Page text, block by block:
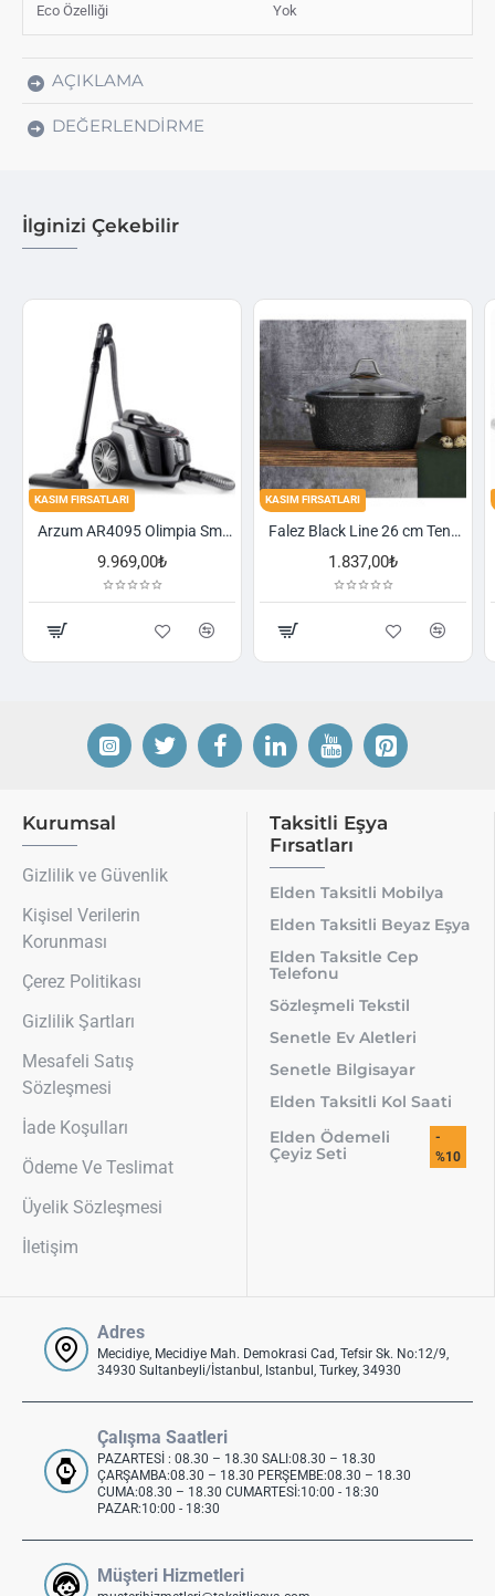
Eco Özelliği Yok
AÇIKLAMA
DEĞERLENDIRME
İlginizi Çekebilir
KASIM FIRSATLARI
Arzum AR4095 Olimpia Smart Cyclone Filtreli Süpürge - Füme
9.969,00₺
KASIM FIRSATLARI
Falez Black Line 26 cm Tencere
1.837,00₺
Kurumsal
Gizlilik ve Güvenlik
Kişisel Verilerin
Korunması
Çerez Politikası
Gizlilik Şartları
Mesafeli Satış
Sözleşmesi
İade Koşulları
Ödeme Ve Teslimat
Üyelik Sözleşmesi
İletişim
Taksitli Eşya
Fırsatları
Elden Taksitli Mobilya
Elden Taksitli Beyaz Eşya
Elden Taksitle Cep
Telefonu
Sözleşmeli Tekstil
Senetle Ev Aletleri
Senetle Bilgisayar
Elden Taksitli Kol Saati
Elden Ödemeli
Çeyiz Seti
-
%10
Adres
Mecidiye, Mecidiye Mah. Demokrasi Cad, Tefsir Sk. No:12/9,
34930 Sultanbeyli/İstanbul, Istanbul, Turkey, 34930
Çalışma Saatleri
PAZARTESİ : 08.30 – 18.30 SALI:08.30 – 18.30
ÇARŞAMBA:08.30 – 18.30 PERŞEMBE:08.30 – 18.30
CUMA:08.30 – 18.30 CUMARTESİ:10:00 - 18:30
PAZAR:10:00 - 18:30
Müşteri Hizmetleri